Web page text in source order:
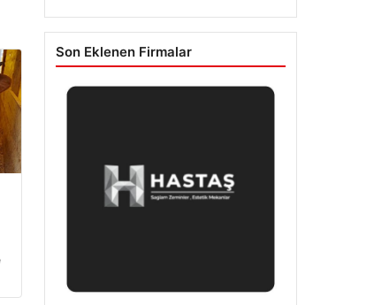
Son Eklenen Firmalar